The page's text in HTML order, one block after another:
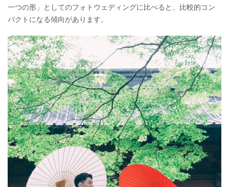
一つの形」としてのフォトウェディングに比べると、比較的コン
パクトになる傾向があります。